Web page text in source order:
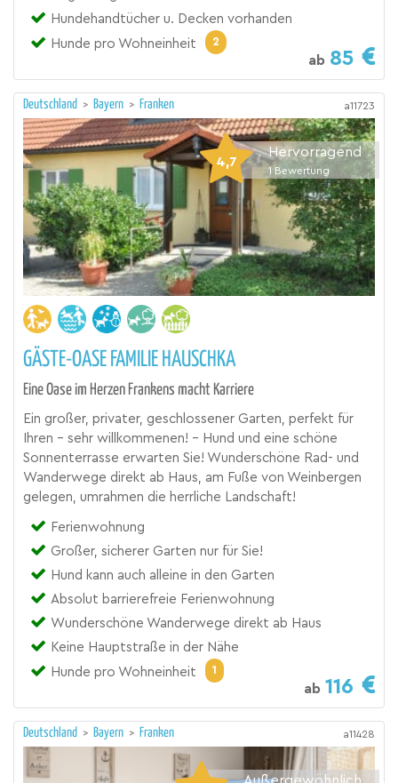
Hundehandtücher u. Decken vorhanden
Hunde pro Wohneinheit
2
ab 85
Deutschland > Bayern > Franken a11723
4,7
Hervorragend
1 Bewertung
GÄSTE-OASE FAMILIE HAUSCHKA
Eine Oase im Herzen Frankens macht Karriere
Ein großer, privater, geschlossener Garten, perfekt für
Ihren - sehr willkommenen! - Hund und eine schöne
Sonnenterrasse erwarten Sie! Wunderschöne Rad- und
Wanderwege direkt ab Haus, am Fuße von Weinbergen
gelegen, umrahmen die herrliche Landschaft!
Ferienwohnung
Großer, sicherer Garten nur für Sie!
Hund kann auch alleine in den Garten
Absolut barrierefreie Ferienwohnung
Wunderschöne Wanderwege direkt ab Haus
Keine Hauptstraße in der Nähe
Hunde pro Wohneinheit
1
ab 116
Deutschland > Bayern > Franken a11428